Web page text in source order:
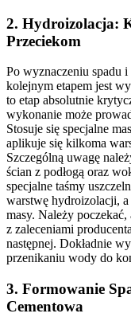
2. Hydroizolacja:
Przeciekom
Po wyznaczeniu spadu
kolejnym etapem jest
to etap absolutnie
wykonanie może
Stosuje się specjalne
aplikuje się kilkoma
Szczególną uwagę
ścian z podłogą oraz
specjalne taśmy
warstwę hydroizolacji,
masy. Należy
z zaleceniami
następnej. Dokładnie
przenikaniu wody do
3. Formowanie
Cementowa